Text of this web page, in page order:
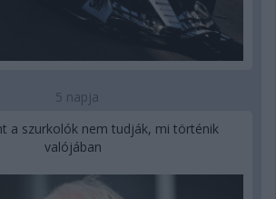
5 napja
a szurkolók nem tudják, mi történik
valójában